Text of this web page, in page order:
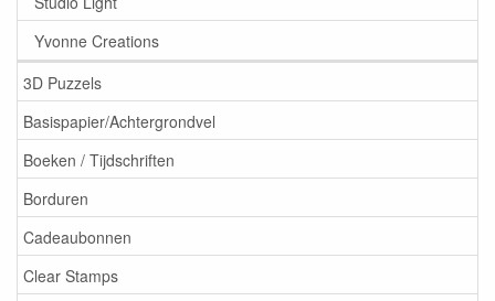
Yvonne Creations
3D Puzzels
Basispapier/Achtergrondvel
Boeken / Tijdschriften
Borduren
Cadeaubonnen
Clear Stamps